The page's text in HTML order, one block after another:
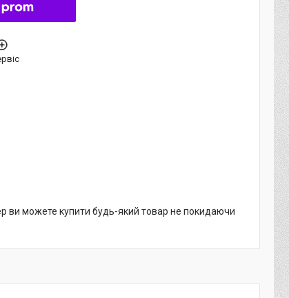
ви можете купити будь-який товар не покидаючи